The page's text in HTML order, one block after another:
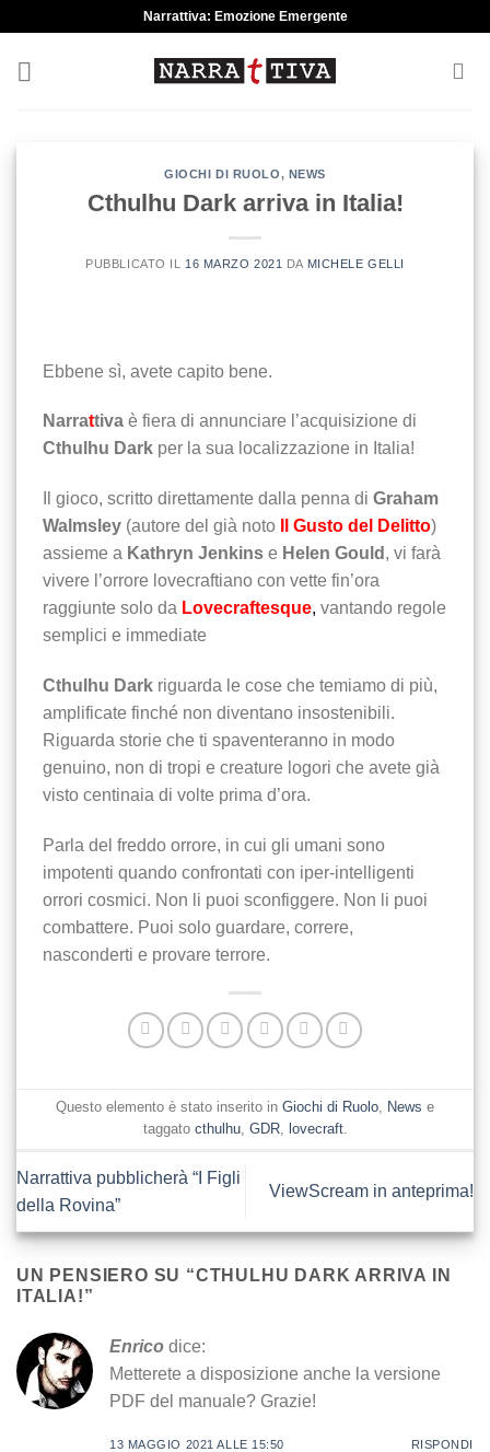
content
Narrattiva: Emozione Emergente
GIOCHI DI RUOLO, NEWS
Cthulhu Dark arriva in Italia!
PUBBLICATO IL 16 MARZO 2021 DA MICHELE GELLI
Ebbene sì, avete capito bene.
Narrattiva è fiera di annunciare l’acquisizione di
Cthulhu Dark per la sua localizzazione in Italia!
Il gioco, scritto direttamente dalla penna di Graham
Walmsley (autore del già noto Il Gusto del Delitto)
assieme a Kathryn Jenkins e Helen Gould , vi farà
vivere l’orrore lovecraftiano con vette fin’ora
raggiunte solo da Lovecraftesque, vantando regole
semplici e immediate
Cthulhu Dark riguarda le cose che temiamo di più,
amplificate finché non diventano insostenibili.
Riguarda storie che ti spaventeranno in modo
genuino, non di tropi e creature logori che avete già
visto centinaia di volte prima d’ora.
Parla del freddo orrore, in cui gli umani sono
impotenti quando confrontati con iper-intelligenti
orrori cosmici. Non li puoi sconfiggere. Non li puoi
combattere. Puoi solo guardare, correre,
nasconderti e provare terrore.
Questo elemento è stato inserito in Giochi di Ruolo, News e
taggato cthulhu, GDR, lovecraft.
Narrattiva pubblicherà “I Figli
della Rovina”
ViewScream in anteprima!
UN PENSIERO SU “CTHULHU DARK ARRIVA IN
ITALIA!”
Enrico dice:
Metterete a disposizione anche la versione
PDF del manuale? Grazie!
13 MAGGIO 2021 ALLE 15:50 RISPONDI